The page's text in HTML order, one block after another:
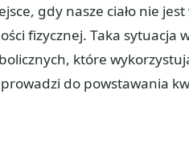
gdy nasze ciało nie
fizycznej. Taka
które
do powstawania